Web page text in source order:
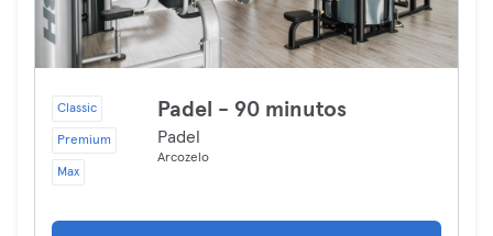
Classic
Premium
Max
Padel - 90 minutos
Padel
Arcozelo